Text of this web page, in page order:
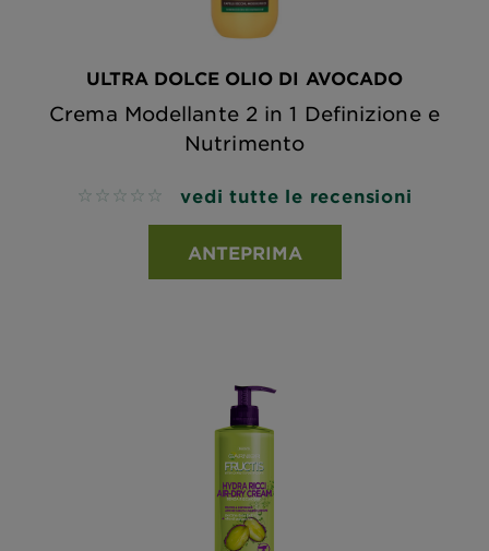
ULTRA DOLCE OLIO DI AVOCADO
Crema Modellante 2 in 1 Definizione e
Nutrimento
No reviews vedi tutte le recensioni
ANTEPRIMA